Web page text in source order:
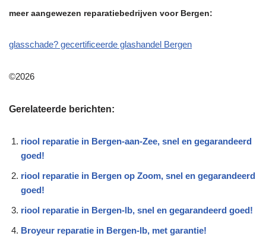
meer aangewezen reparatiebedrijven voor Bergen:
glasschade? gecertificeerde glashandel Bergen
©2026
Gerelateerde berichten:
riool reparatie in Bergen-aan-Zee, snel en gegarandeerd
goed!
riool reparatie in Bergen op Zoom, snel en gegarandeerd
goed!
riool reparatie in Bergen-lb, snel en gegarandeerd goed!
Broyeur reparatie in Bergen-lb, met garantie!